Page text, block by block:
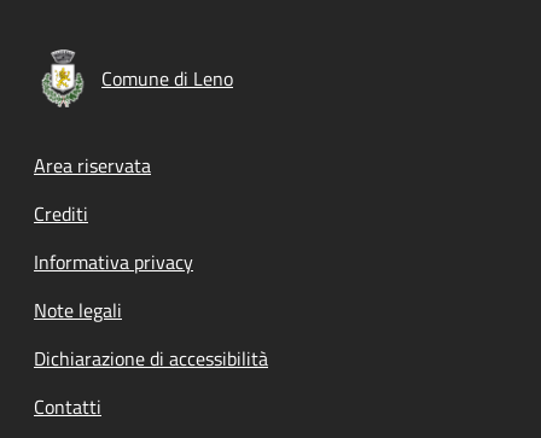
Comune di Leno
Footer menu
Area riservata
Crediti
Informativa privacy
Note legali
Dichiarazione di accessibilità
Contatti